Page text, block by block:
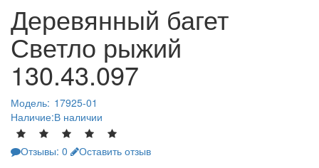
Деревянный багет
Светло рыжий
130.43.097
Модель: 17925-01
Наличие:В наличии
Отзывы: 0 Оставить отзыв